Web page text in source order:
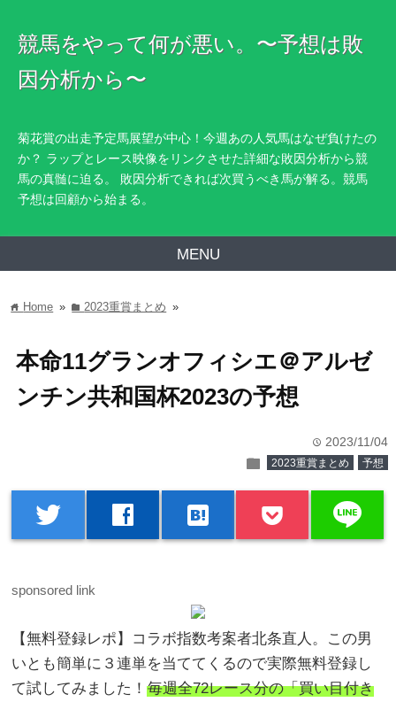
競馬をやって何が悪い。〜予想は敗
因分析から〜
菊花賞の出走予定馬展望が中心！今週あの人気馬はなぜ負けたの
か？ ラップとレース映像をリンクさせた詳細な敗因分析から競
馬の真髄に迫る。 敗因分析できれば次買うべき馬が解る。競馬
予想は回顧から始まる。
MENU
home Home » folder2023重賞まとめ »
本命11グランオフィシエ＠アルゼ
ンチン共和国杯2023の予想
time 2023/11/04
folder 2023重賞まとめ 予想
twitter facebook hatenabookmark line
sponsored link
【無料登録レポ】コラボ指数考案者北条直人。この男
いとも簡単に３連単を当ててくるので実際無料登録し
て試してみました！毎週全72レース分の「買い目付き